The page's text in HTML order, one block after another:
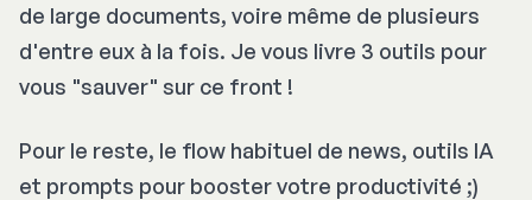
de large documents, voire même de plusieurs
d'entre eux à la fois. Je vous livre 3 outils pour
vous "sauver" sur ce front !
Pour le reste, le flow habituel de news, outils IA
et prompts pour booster votre productivité ;)